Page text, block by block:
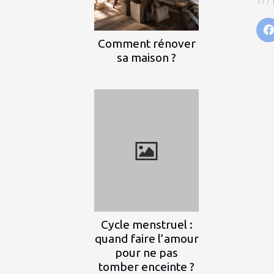
Comment rénover
sa maison ?
Cycle menstruel :
quand faire l’amour
pour ne pas
tomber enceinte ?